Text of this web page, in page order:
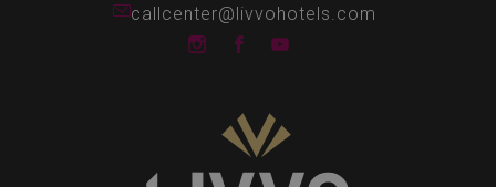
callcenter@livvohotels.com
LIVVO Hotels Instagram
LIVVO Hotels Facebook
Senses
Collection